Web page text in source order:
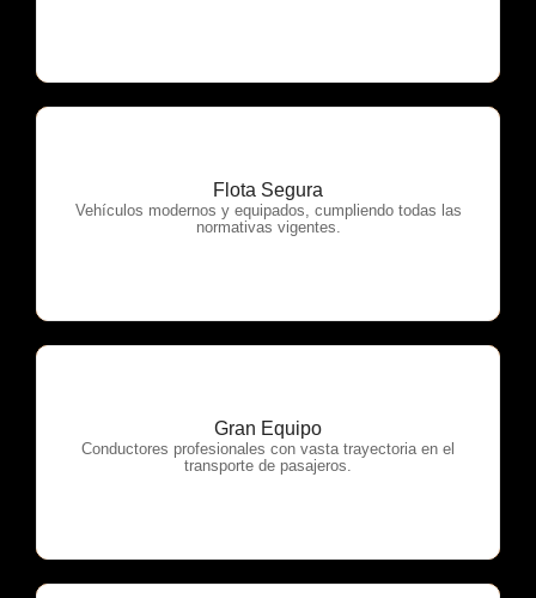
Flota Segura
Vehículos modernos y equipados, cumpliendo todas las
normativas vigentes.
OTP Servicios
Gran Equipo
Conductores profesionales con vasta trayectoria en el
transporte de pasajeros.
OTP Servicios